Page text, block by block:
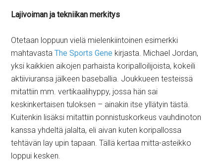
Lajivoiman ja tekniikan merkitys
Otetaan loppuun vielä mielenkiintoinen esimerkki
mahtavastaThe Sports Gene kirjasta. Michael Jordan,
yksi kaikkien aikojen parhaista koripalloilijoista, kokeili
aktiiviuransa jälkeen baseballia. Joukkueen testeissä
mitattiin mm. vertikaalihyppy, jossa hän sai
keskinkertaisen tuloksen – ainakin itse yllätyin tästä.
Kuitenkin lisäksi mitattiin ponnistuskorkeus vauhdinoton
kanssa yhdeltä jalalta, eli aivan kuten koripallossa
tehtävän lay upin tapaan. Tällä kertaa mitta-asteikko
loppui kesken.